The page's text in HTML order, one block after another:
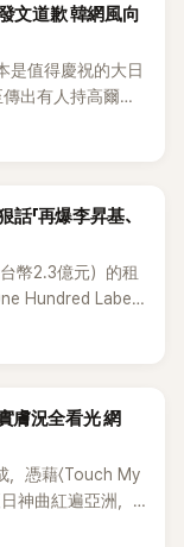
文道歉 韓網風向
是值得慶祝的大日
出有人持高爾夫
自發文向BLINK
「再爆李昇基、
幣2.3億元）的租
Hundred Label
李鎮浩公開
膚況全看光 網
憑藉〈Touch My
日神曲紅遍亞洲，
宣布解散，成員各